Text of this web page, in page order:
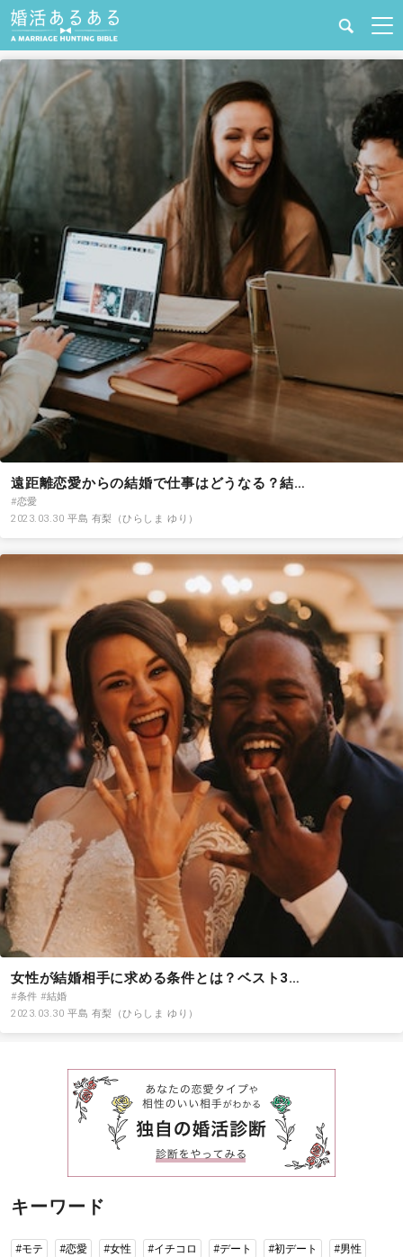
健康
婚活と結婚
恋愛の悩み
出会い
合コン・街コン
マッチングアプリ
結婚相談所
あるある
その他
ドキドキ
仕事とキャリア
占い・診断
ファッション・美容
グルメ
趣味・旅行
セックスライフ
不倫・だめ男
心の処方箋
カルチャー・トレンド・芸能
遠距離恋愛からの結婚で仕事はどうなる？結…
#恋愛
2023.03.30 平島 有梨（ひらしま ゆり）
女性が結婚相手に求める条件とは？ベスト3…
#条件#結婚
2023.03.30 平島 有梨（ひらしま ゆり）
キーワード
#モテ #恋愛 #女性 #イチコロ #デート #初デート #男性